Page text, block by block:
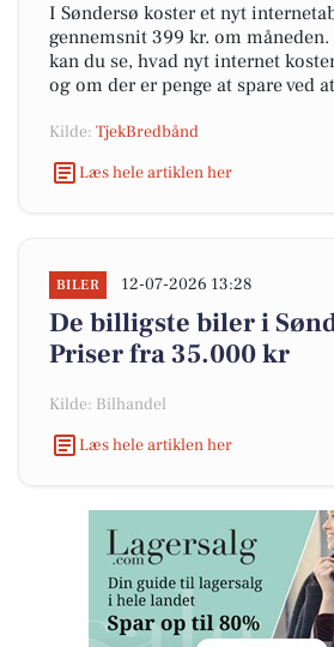
I Søndersø koster et nyt
gennemsnit 399 kr. om
kan du se, hvad nyt internet
og om der er penge at spare ved
Kilde: TjekBredbånd
Læs hele artiklen her
BILER 12-07-2026 13:28
De billigste biler i
Priser fra 35.000 kr
Kilde: Bilhandel
Læs hele artiklen her